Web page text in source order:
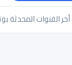
أخر القنوات المحدثة